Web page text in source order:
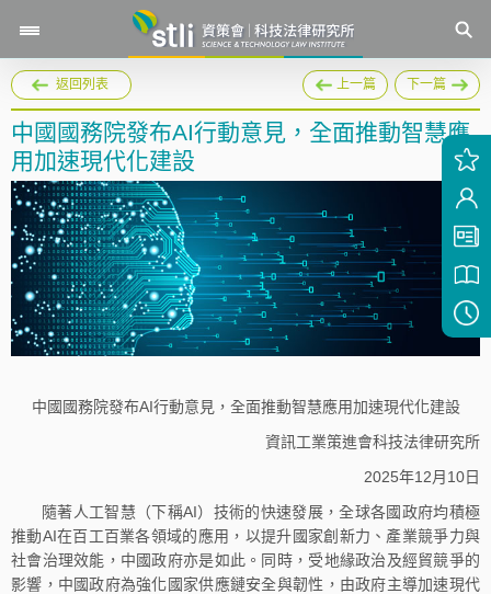
返回列表 上一篇 下一篇
中國國務院發布AI行動意見，全面推動智慧應
用加速現代化建設
中國國務院發布AI行動意見，全面推動智慧應用加速現代化建設
資訊工業策進會科技法律研究所
2025年12月10日
隨著人工智慧（下稱AI）技術的快速發展，全球各國政府均積極
推動AI在百工百業各領域的應用，以提升國家創新力、產業競爭力與
社會治理效能，中國政府亦是如此。同時，受地緣政治及經貿競爭的
影響，中國政府為強化國家供應鏈安全與韌性，由政府主導加速現代